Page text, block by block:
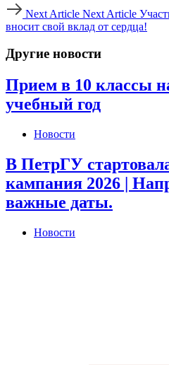
Next Article Next Article
вносит свой вклад от сердца!
Другие новости
Прием в 10 классы
учебный год
Новости
В ПетрГУ
кампания 2026 |
важные даты.
Новости